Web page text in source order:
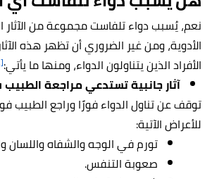
نعم، يُسبب دواء تلفاست مجموعة من الآثار
الأدوية، ومن غير الضروري أن تظهر هذه
الأفراد الذين يتناولون الدواء، ومنها ما يأتي:[٤]
آثار جانبية تستدعي مراجعة الطبيب
توقف عن تناول الدواء فورًا وراجع الطبيب
للأعراض الآتية:
تورم في الوجه والشفاه واللسان
صعوبة التنفس.